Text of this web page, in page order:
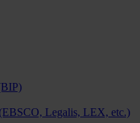
Legalis, LEX, etc.)